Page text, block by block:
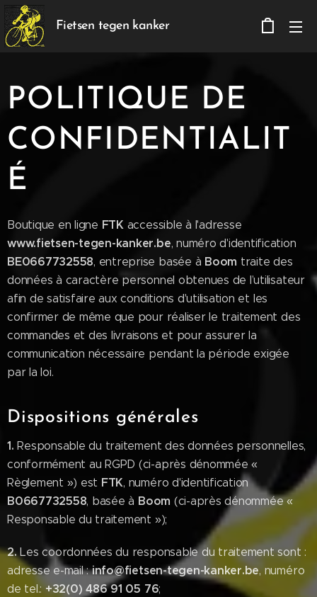
Fietsen tegen kanker
POLITIQUE DE
CONFIDENTIALIT
É
Boutique en ligne FTKaccessible à l'adresse
www.fietsen-tegen-kanker.be, numéro d'identification
BE0667732558, entreprise basée à Boom traite des
données à caractère personnel obtenues de l’utilisateur
afin de satisfaire aux conditions d'utilisation et les
confirmer de même que pour réaliser le traitement des
commandes et des livraisons et pour assurer la
communication nécessaire pendant la période exigée
par la loi.
Dispositions générales
1. Responsable du traitement des données personnelles,
conformément au RGPD (ci-après dénommée «
Règlement ») est FTK, numéro d'identification
B0667732558, basée à Boom (ci-après dénommée «
Responsable du traitement »);
2.Les coordonnées du responsable du traitement sont :
adresse e-mail :info@fietsen-tegen-kanker.be, numéro
de tel.:+32(0) 486 91 05 76;